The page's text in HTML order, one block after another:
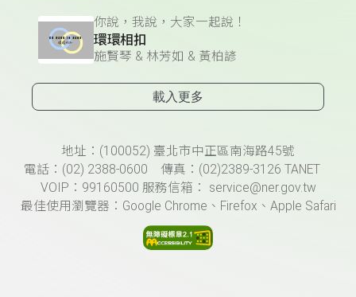
你說，我說，大家一起說！
環環相扣
施賢琴 & 林芳如 & 黃柏諺
載入更多
頁尾資訊地址：(100052) 臺北市中正區南海路45號
電話：(02) 2388-0600 傳真：(02)2389-3126 TANET
VOIP：99160500 服務信箱： service@ner.gov.tw
最佳使用瀏覽器：Google Chrome、Firefox、Apple Safari